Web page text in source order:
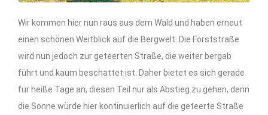
Wir kommen hier nun raus aus dem Wald und haben erneut
einen schönen Weitblick auf die Bergwelt. Die Forststraße
wird nun jedoch zur geteerten Straße, die weiter bergab
führt und kaum beschattet ist. Daher bietet es sich gerade
für heiße Tage an, diesen Teil nur als Abstieg zu gehen, denn
die Sonne würde hier kontinuierlich auf die geteerte Straße